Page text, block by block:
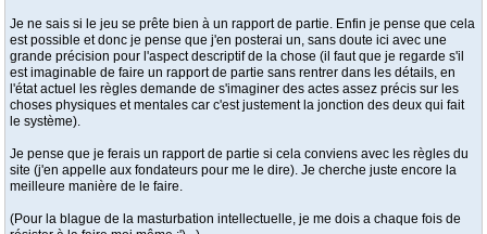
Je ne sais si le jeu se prête bien à un rapport de partie. Enfin je pense que cela
est possible et donc je pense que j'en posterai un, sans doute ici avec une
grande précision pour l'aspect descriptif de la chose (il faut que je regarde s'il
est imaginable de faire un rapport de partie sans rentrer dans les détails, en
l'état actuel les règles demande de s'imaginer des actes assez précis sur les
choses physiques et mentales car c'est justement la jonction des deux qui fait
le système).
Je pense que je ferais un rapport de partie si cela conviens avec les règles du
site (j'en appelle aux fondateurs pour me le dire). Je cherche juste encore la
meilleure manière de le faire.
(Pour la blague de la masturbation intellectuelle, je me dois a chaque fois de